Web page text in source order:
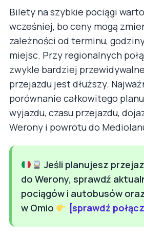
Bilety na szybkie pociągi
wcześniej, bo ceny mogą
zależności od terminu,
miejsc. Przy regionalnych
zwykle bardziej
przejazdu jest dłuższy.
porównanie całkowitego
wyjazdu, czasu przejazdu,
Werony i powrotu do
Jeśli planujesz
do Werony, sprawdź
pociągów i autobusów
w Omio
[sprawdź